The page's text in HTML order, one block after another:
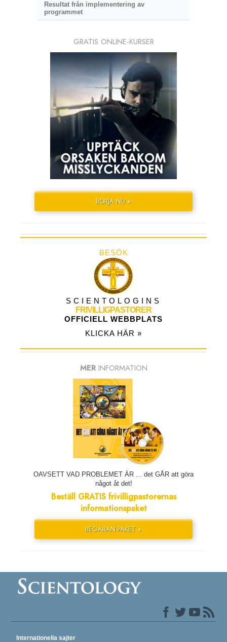
Resultat från implementering av
programmet
GRATIS ONLINE-KURSER
BÖRJA NU »
BESÖK
SCIENTOLOGINS
FRIVILLIGPASTORER
OFFICIELL WEBBPLATS
KLICKA HÄR »
MER INFORMATION
OAVSETT VAD PROBLEMET ÄR ... det GÅR att göra
något åt det!
Beställ GRATIS frivilligpastorernas
informationspaket
BEGÄRAN PAKET »
Internationella sajter